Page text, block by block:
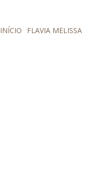
INÍCIO FLAVIA MELISSA